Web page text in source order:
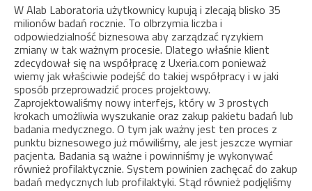
W Alab Laboratoria użytkownicy kupują i zlecają blisko 35
milionów badań rocznie. To olbrzymia liczba i
odpowiedzialność biznesowa aby zarządzać ryzykiem
zmiany w tak ważnym procesie. Dlatego właśnie klient
zdecydował się na współpracę z Uxeria.com ponieważ
wiemy jak właściwie podejść do takiej współpracy i w jaki
sposób przeprowadzić proces projektowy.
Zaprojektowaliśmy nowy interfejs, który w 3 prostych
krokach umożliwia wyszukanie oraz zakup pakietu badań lub
badania medycznego. O tym jak ważny jest ten proces z
punktu biznesowego już mówiliśmy, ale jest jeszcze wymiar
pacjenta. Badania są ważne i powinniśmy je wykonywać
również profilaktycznie. System powinien zachęcać do zakup
badań medycznych lub profilaktyki. Stąd również podjęliśmy